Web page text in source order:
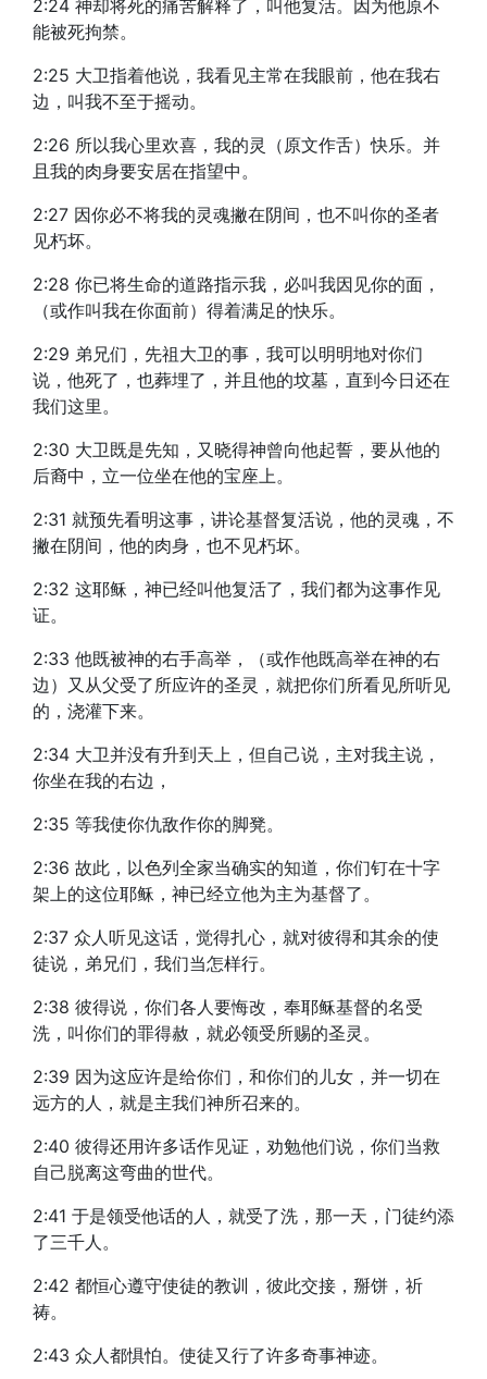
2:24 神却将死的痛苦解释了，叫他复活。因为他原不
能被死拘禁。
2:25 大卫指着他说，我看见主常在我眼前，他在我右
边，叫我不至于摇动。
2:26 所以我心里欢喜，我的灵（原文作舌）快乐。并
且我的肉身要安居在指望中。
2:27 因你必不将我的灵魂撇在阴间，也不叫你的圣者
见朽坏。
2:28 你已将生命的道路指示我，必叫我因见你的面，
（或作叫我在你面前）得着满足的快乐。
2:29 弟兄们，先祖大卫的事，我可以明明地对你们
说，他死了，也葬埋了，并且他的坟墓，直到今日还在
我们这里。
2:30 大卫既是先知，又晓得神曾向他起誓，要从他的
后裔中，立一位坐在他的宝座上。
2:31 就预先看明这事，讲论基督复活说，他的灵魂，不
撇在阴间，他的肉身，也不见朽坏。
2:32 这耶稣，神已经叫他复活了，我们都为这事作见
证。
2:33 他既被神的右手高举，（或作他既高举在神的右
边）又从父受了所应许的圣灵，就把你们所看见所听见
的，浇灌下来。
2:34 大卫并没有升到天上，但自己说，主对我主说，
你坐在我的右边，
2:35 等我使你仇敌作你的脚凳。
2:36 故此，以色列全家当确实的知道，你们钉在十字
架上的这位耶稣，神已经立他为主为基督了。
2:37 众人听见这话，觉得扎心，就对彼得和其余的使
徒说，弟兄们，我们当怎样行。
2:38 彼得说，你们各人要悔改，奉耶稣基督的名受
洗，叫你们的罪得赦，就必领受所赐的圣灵。
2:39 因为这应许是给你们，和你们的儿女，并一切在
远方的人，就是主我们神所召来的。
2:40 彼得还用许多话作见证，劝勉他们说，你们当救
自己脱离这弯曲的世代。
2:41 于是领受他话的人，就受了洗，那一天，门徒约添
了三千人。
2:42 都恒心遵守使徒的教训，彼此交接，掰饼，祈
祷。
2:43 众人都惧怕。使徒又行了许多奇事神迹。